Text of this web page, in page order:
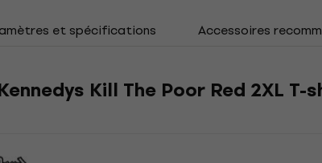
et spécifications Accessoires
Kill The Poor Red 2XL T-